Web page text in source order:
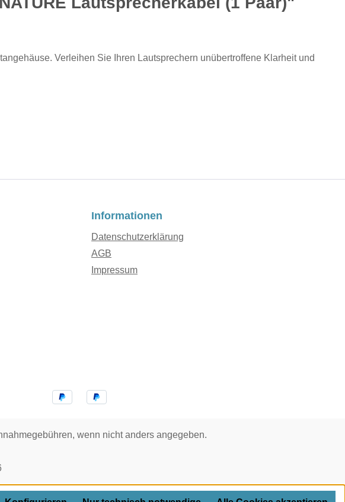
Verleihen Sie Ihren Lautsprechern unübertroffene Klarheit und
Informationen
Datenschutzerklärung
AGB
Impressum
wenn nicht anders angegeben.